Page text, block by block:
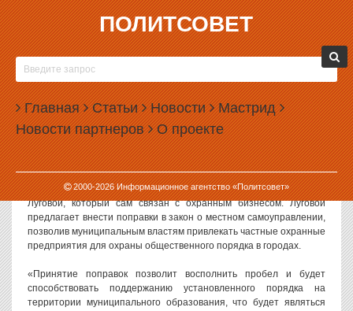
ПОЛИТСОВЕТ
Главная Статьи Новости Мастрид
Новости партнеров О проекте
2000-2026Информационное агентство «Политсовет»
17.04.2014, 15:47
ДЕПУТАТЫ ХОТЯТ ДАТЬ ЧОПАМ
ПОЛИЦЕЙСКИЕ ФУНКЦИИ
В Госдуму внесен законопроект, который позволит привлекать
частных охранников к охране общественного порядка. В том
числе ЧОПовцы смогут работать во время массовых
мероприятий.
Законопроект в нижнюю палату парламента внес депутат Андрей
Луговой, который сам связан с охранным бизнесом. Луговой
предлагает внести поправки в закон о местном самоуправлении,
позволив муниципальным властям привлекать частные охранные
предприятия для охраны общественного порядка в городах.
«Принятие поправок позволит восполнить пробел и будет
способствовать поддержанию установленного порядка на
территории муниципального образования, что будет являться